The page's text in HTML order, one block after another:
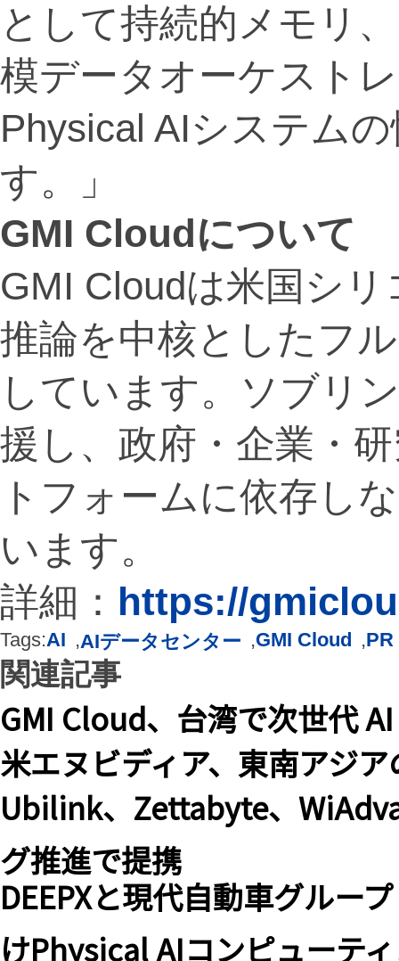
として持続的メモリ
模データオーケスト
Physical AIシステム
す。」
GMI Cloudについて
GMI Cloudは米国シ
推論を中核としたフ
しています。ソブリ
援し、政府・企業・
トフォームに依存し
います。
詳細： https://
Tags:AI ,AIデータセンター ,GMI Cloud ,
関連記事
GMI Cloud、台湾で次世代
米エヌビディア、東南アジ
Ubilink、Zettabyte、
グ推進で提携
DEEPXと現代自動車グルー
けPhysical AIコンピューテ